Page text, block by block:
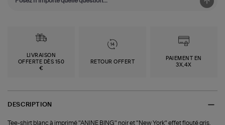
LIVRAISON
OFFERTE DÈS 150
€
RETOUR OFFERT
PAIEMENT EN
3X,4X
DESCRIPTION
Tee-shirt blanc à imprimé "ANINE BING" noir et "New York" effet flouté gris.